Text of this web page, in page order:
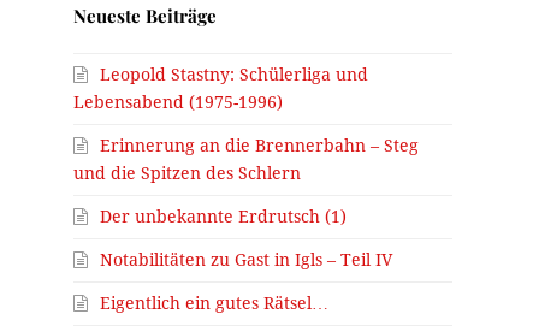
Neueste Beiträge
Leopold Stastny: Schülerliga und
Lebensabend (1975-1996)
Erinnerung an die Brennerbahn – Steg
und die Spitzen des Schlern
Der unbekannte Erdrutsch (1)
Notabilitäten zu Gast in Igls – Teil IV
Eigentlich ein gutes Rätsel…